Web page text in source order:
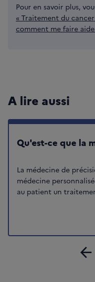
Pour en savoir plus,
« Traitement du
comment me faire
A lire aussi
Qu'est-ce que la
La médecine de
médecine
au patient un
arrow_back